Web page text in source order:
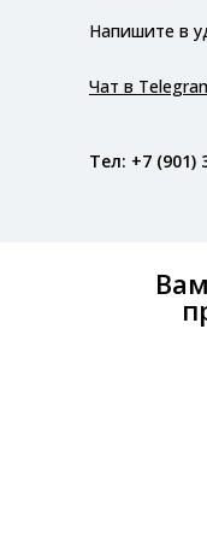
Тел: +7 (901)
Напишите в
Чат в